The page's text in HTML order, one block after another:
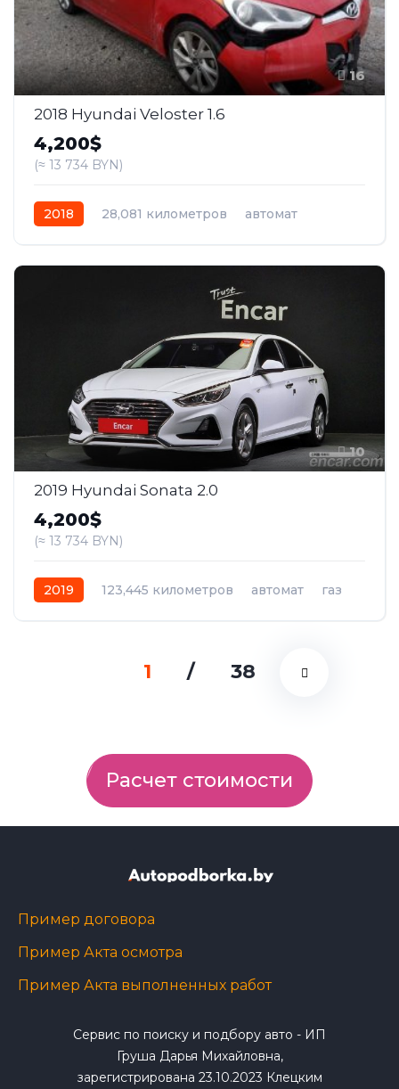
16
2018 Hyundai Veloster 1.6
4,200$
(≈ 13 734 BYN)
2018 28,081 километров
автомат
10
2019 Hyundai Sonata 2.0
4,200$
(≈ 13 734 BYN)
2019 123,445 километров автомат
газ
1 / 38
Расчет стоимости
Пример договора
Пример Акта осмотра
Пример Акта выполненных работ
Сервис по поиску и подбору авто - ИП
Груша Дарья Михайловна,
зарегистрирована 23.10.2023 Клецким